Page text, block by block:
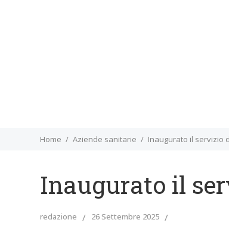
Home Aziende sanitarie Inaugurato il servizio
Inaugurato il
redazione 26 Settembre 2025